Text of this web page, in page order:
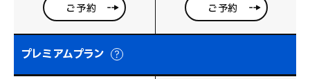
ご予約 ご予約
プレミアムプラン